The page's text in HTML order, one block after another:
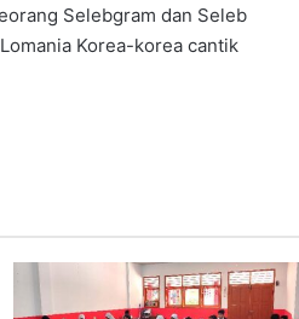
Selebgram dan Seleb
Korea-korea cantik